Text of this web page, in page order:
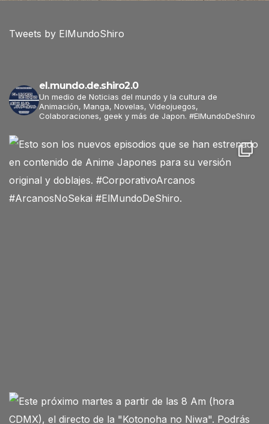
Tweets by ElMundoShiro
el.mundo.de.shiro2.0
Un medio de Noticias del mundo y la cultura de
Animación, Manga, Novelas, Videojuegos,
Colaboraciones, geek y más de Japon. #ElMundoDeShiro